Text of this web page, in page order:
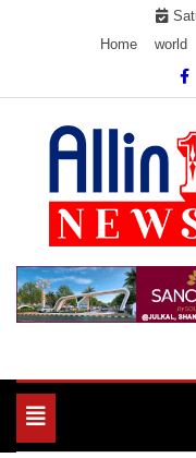
Home
world
Toggle
navigation